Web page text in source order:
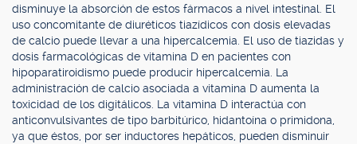
disminuye la absorción de estos fármacos a nivel intestinal. El
uso concomitante de diuréticos tiazídicos con dosis elevadas
de calcio puede llevar a una hipercalcemia. El uso de tiazidas y
dosis farmacológicas de vitamina D en pacientes con
hipoparatiroidismo puede producir hipercalcemia. La
administración de calcio asociada a vitamina D aumenta la
toxicidad de los digitálicos. La vitamina D interactúa con
anticonvulsivantes de tipo barbitúrico, hidantoína o primidona,
ya que éstos, por ser inductores hepáticos, pueden disminuir